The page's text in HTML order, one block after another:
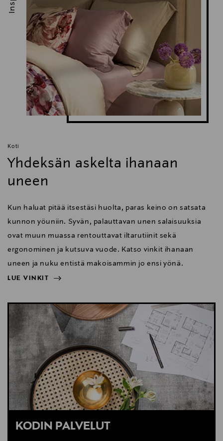
Koti
Yhdeksän askelta ihanaan
uneen
Kun haluat pitää itsestäsi huolta, paras keino on satsata
kunnon yöuniin. Syvän, palauttavan unen salaisuuksia
ovat muun muassa rentouttavat iltarutiinit sekä
ergonominen ja kutsuva vuode. Katso vinkit ihanaan
uneen ja nuku entistä makoisammin jo ensi yönä.
LUE VINKIT
LUE VINKIT
KODIN PALVELUT